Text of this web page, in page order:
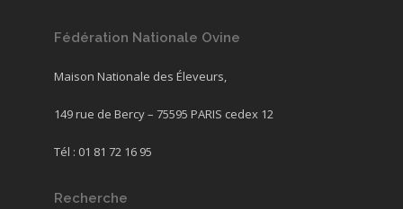
Fédération Nationale Ovine
Maison Nationale des Éleveurs,
149 rue de Bercy – 75595 PARIS cedex 12
Tél : 01 81 72 16 95
Recherche